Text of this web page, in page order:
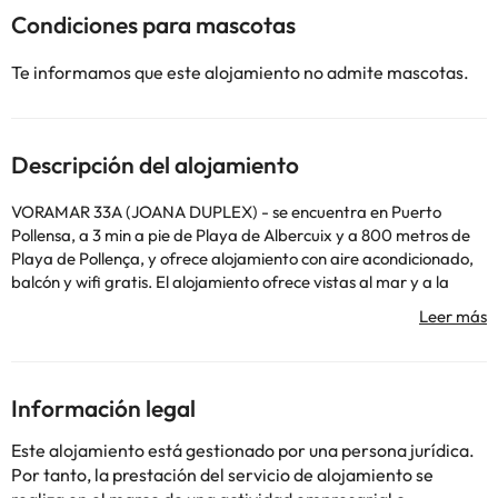
Condiciones para mascotas
Te informamos que este alojamiento no admite mascotas.
Descripción del alojamiento
VORAMAR 33A (JOANA DUPLEX) - se encuentra en Puerto
Pollensa, a 3 min a pie de Playa de Albercuix y a 800 metros de
Playa de Pollença, y ofrece alojamiento con aire acondicionado,
balcón y wifi gratis. El alojamiento ofrece vistas al mar y a la
apartamento cuenta con 3 dormitorios, 3 baños, ropa de cama,
ciudad. Parque Natural de la Albufera de Mallorca está a 18 km
del alojamiento, y Cabo de Formentor está a 20 km. El
aeropuerto más cercano (Aeropuerto de Palma de Mallorca -
Son Sant Joan) está a 68 km del alojamiento.
En este alojamiento no se pueden celebrar despedidas de soltero
Información legal
Este alojamiento está gestionado por una persona jurídica.
Por tanto, la prestación del servicio de alojamiento se